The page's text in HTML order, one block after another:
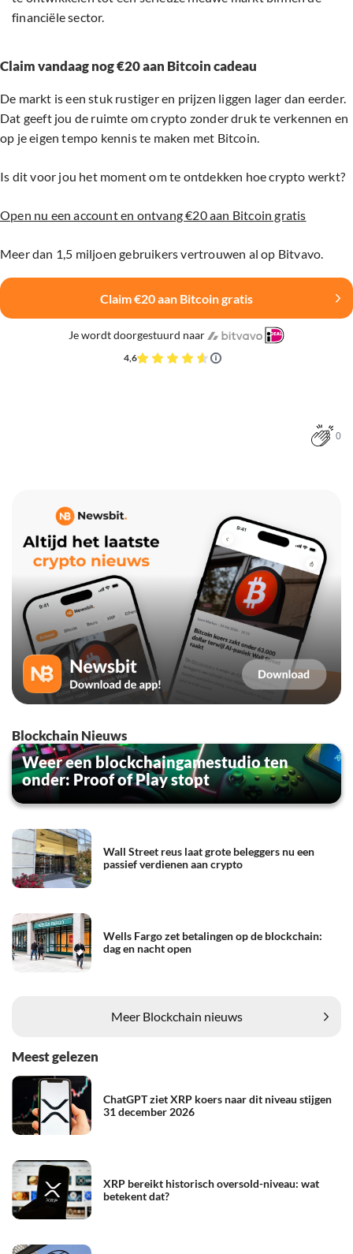
financiële sector.
Claim vandaag nog €20 aan Bitcoin cadeau
De markt is een stuk rustiger en prijzen liggen lager dan eerder.
Dat geeft jou de ruimte om crypto zonder druk te verkennen en
op je eigen tempo kennis te maken met Bitcoin.
Is dit voor jou het moment om te ontdekken hoe crypto werkt?
Open nu een account en ontvang €20 aan Bitcoin gratis
Meer dan 1,5 miljoen gebruikers vertrouwen al op Bitvavo.
Claim €20 aan Bitcoin gratis
Je wordt doorgestuurd naar
4,6
0
Blockchain Nieuws
Weer een blockchaingamestudio ten
onder: Proof of Play stopt
Wall Street reus laat grote beleggers nu een
passief verdienen aan crypto
Wells Fargo zet betalingen op de blockchain:
dag en nacht open
Meer Blockchain nieuws
Meest gelezen
ChatGPT ziet XRP koers naar dit niveau stijgen
31 december 2026
XRP bereikt historisch oversold-niveau: wat
betekent dat?